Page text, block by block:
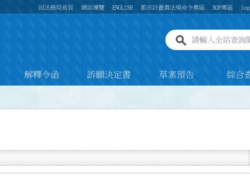
回法務局首頁 網站導覽 ENGLISH 都市計畫書法規命令專區 SOP專區
全站查詢關鍵字
解釋令函 訴願決定書 草案預告 綜合